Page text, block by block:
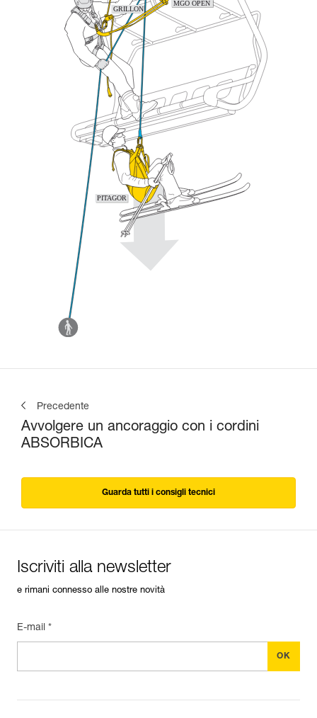
Precedente
Avvolgere un ancoraggio con i cordini
ABSORBICA
Guarda tutti i consigli tecnici
Iscriviti alla newsletter
e rimani connesso alle nostre novità
E-mail *